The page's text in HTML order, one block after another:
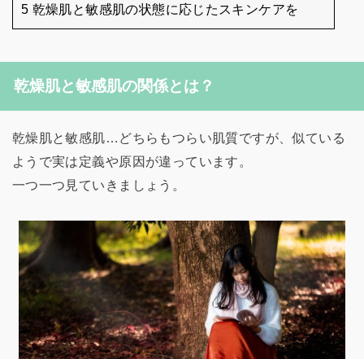
5 乾燥肌と敏感肌の状態に応じたスキンケアを
乾燥肌と敏感肌の関係とは？
乾燥肌と敏感肌…どちらもつらい肌質ですが、似ている
ようで実は定義や原因が違っています。
一つ一つ見ていきましょう。